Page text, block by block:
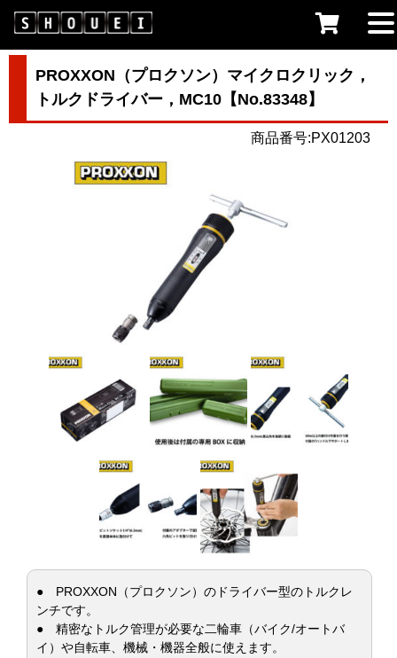
PROXXON（プロクソン）マイクロクリック，
トルクドライバー，MC10【No.83348】
商品番号:PX01203
● PROXXON（プロクソン）のドライバー型のトルクレ
ンチです。
● 精密なトルク管理が必要な二輪車（バイク/オートバ
イ）や自転車、機械・機器全般に使えます。